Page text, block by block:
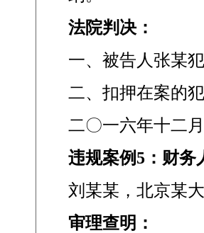
法院判决：
一、被告人张某
二、扣押在案的
二〇一六年十二
违规案例5 ：财
刘某某，北京某
审理查明：